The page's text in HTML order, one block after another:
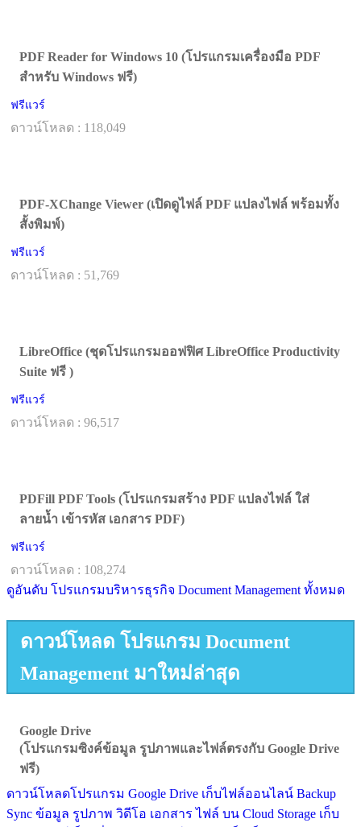
PDF Reader for Windows 10 (โปรแกรมเครื่องมือ PDF
สำหรับ Windows ฟรี)
ฟรีแวร์
ดาวน์โหลด : 118,049
PDF-XChange Viewer (เปิดดูไฟล์ PDF แปลงไฟล์ พร้อมทั้ง
สั้งพิมพ์)
ฟรีแวร์
ดาวน์โหลด : 51,769
LibreOffice (ชุดโปรแกรมออฟฟิศ LibreOffice Productivity
Suite ฟรี )
ฟรีแวร์
ดาวน์โหลด : 96,517
PDFill PDF Tools (โปรแกรมสร้าง PDF แปลงไฟล์ ใส่
ลายน้ำ เข้ารหัส เอกสาร PDF)
ฟรีแวร์
ดาวน์โหลด : 108,274
ดูอันดับ โปรแกรมบริหารธุรกิจ Document Management ทั้งหมด
ดาวน์โหลด โปรแกรม Document
Management มาใหม่ล่าสุด
Google Drive
(โปรแกรมซิงค์ข้อมูล รูปภาพและไฟล์ตรงกับ Google Drive
ฟรี)
ดาวน์โหลดโปรแกรม Google Drive เก็บไฟล์ออนไลน์ Backup
Sync ข้อมูล รูปภาพ วิดีโอ เอกสาร ไฟล์ บน Cloud Storage เก็บ